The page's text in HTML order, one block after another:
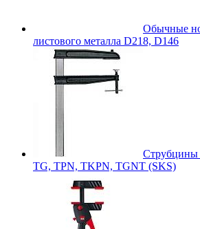
Обычные
листового металла D218, D146
Струбцины
TG, TPN, TKPN, TGNT (SKS)